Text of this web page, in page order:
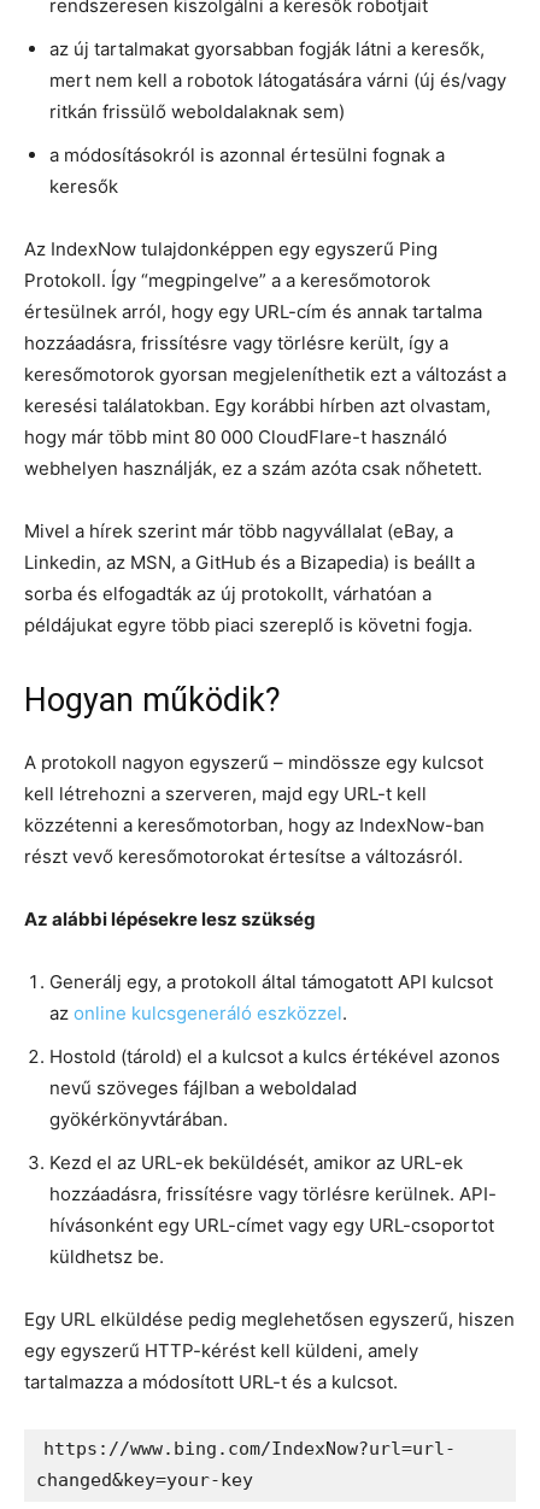
rendszeresen kiszolgálni a keresők robotjait
az új tartalmakat gyorsabban fogják látni a keresők,
mert nem kell a robotok látogatására várni (új és/vagy
ritkán frissülő weboldalaknak sem)
a módosításokról is azonnal értesülni fognak a
keresők
Az IndexNow tulajdonképpen egy egyszerű Ping
Protokoll. Így “megpingelve” a a keresőmotorok
értesülnek arról, hogy egy URL-cím és annak tartalma
hozzáadásra, frissítésre vagy törlésre került, így a
keresőmotorok gyorsan megjeleníthetik ezt a változást a
keresési találatokban. Egy korábbi hírben azt olvastam,
hogy már több mint 80 000 CloudFlare-t használó
webhelyen használják, ez a szám azóta csak nőhetett.
Mivel a hírek szerint már több nagyvállalat (eBay, a
Linkedin, az MSN, a GitHub és a Bizapedia) is beállt a
sorba és elfogadták az új protokollt, várhatóan a
példájukat egyre több piaci szereplő is követni fogja.
Hogyan működik?
A protokoll nagyon egyszerű – mindössze egy kulcsot
kell létrehozni a szerveren, majd egy URL-t kell
közzétenni a keresőmotorban, hogy az IndexNow-ban
részt vevő keresőmotorokat értesítse a változásról.
Az alábbi lépésekre lesz szükség
Generálj egy, a protokoll által támogatott API kulcsot
az online kulcsgeneráló eszközzel.
Hostold (tárold) el a kulcsot a kulcs értékével azonos
nevű szöveges fájlban a weboldalad
gyökérkönyvtárában.
Kezd el az URL-ek beküldését, amikor az URL-ek
hozzáadásra, frissítésre vagy törlésre kerülnek. API-
hívásonként egy URL-címet vagy egy URL-csoportot
küldhetsz be.
Egy URL elküldése pedig meglehetősen egyszerű, hiszen
egy egyszerű HTTP-kérést kell küldeni, amely
tartalmazza a módosított URL-t és a kulcsot.
https://www.bing.com/IndexNow?url=url-
changed&key=your-key